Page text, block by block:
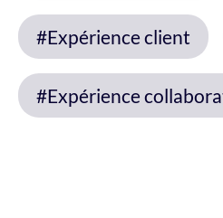
#Expérience client
#Expérience